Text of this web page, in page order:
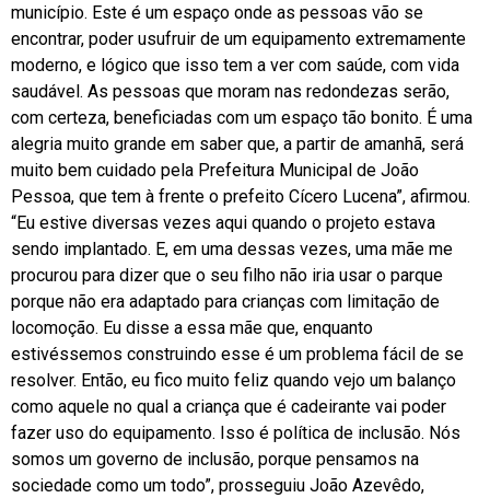
município. Este é um espaço onde as pessoas vão se
encontrar, poder usufruir de um equipamento extremamente
moderno, e lógico que isso tem a ver com saúde, com vida
saudável. As pessoas que moram nas redondezas serão,
com certeza, beneficiadas com um espaço tão bonito. É uma
alegria muito grande em saber que, a partir de amanhã, será
muito bem cuidado pela Prefeitura Municipal de João
Pessoa, que tem à frente o prefeito Cícero Lucena”, afirmou.
“Eu estive diversas vezes aqui quando o projeto estava
sendo implantado. E, em uma dessas vezes, uma mãe me
procurou para dizer que o seu filho não iria usar o parque
porque não era adaptado para crianças com limitação de
locomoção. Eu disse a essa mãe que, enquanto
estivéssemos construindo esse é um problema fácil de se
resolver. Então, eu fico muito feliz quando vejo um balanço
como aquele no qual a criança que é cadeirante vai poder
fazer uso do equipamento. Isso é política de inclusão. Nós
somos um governo de inclusão, porque pensamos na
sociedade como um todo”, prosseguiu João Azevêdo,